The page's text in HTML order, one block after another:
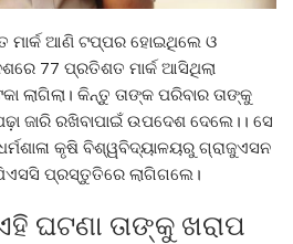
ମାର୍କ ଆଣି ଟପ୍ପର ହୋଇଥିଲେ ଓ
77 ପ୍ରତିଶତ ମାର୍କ ଆସିଥିଲା
ଲାଗିଲା। କିନ୍ତୁ ତାଙ୍କ ପରିବାର ତାଙ୍କୁ
ଜାରି ରଖିବାପାଇଁ ଉପଦେଶ ଦେଲେ।। ସେ
କୃଷି ବିଶ୍ୱବିଦ୍ୟାଳୟରୁ ଗ୍ରାଜୁଏସନ
ପ୍ରସ୍ତୁତିରେ ଲାଗିଗଲେ।
ଘଟଣା ତାଙ୍କୁ ଖରାପ